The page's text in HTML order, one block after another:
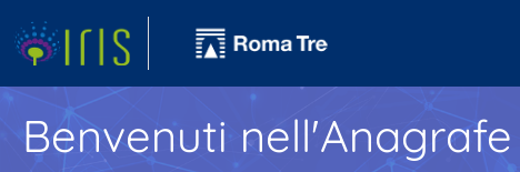
Benvenuti